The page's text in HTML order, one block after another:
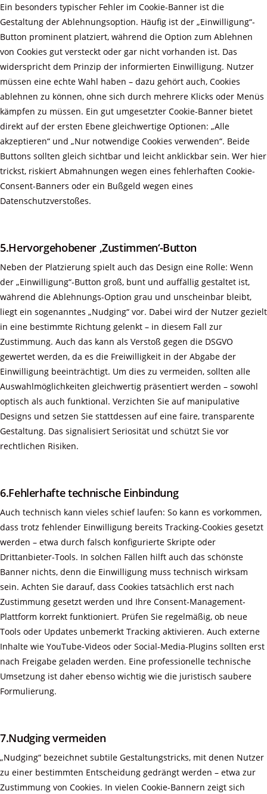
Ein besonders typischer Fehler im Cookie-Banner ist die
Gestaltung der Ablehnungsoption. Häufig ist der „Einwilligung“-
Button prominent platziert, während die Option zum Ablehnen
von Cookies gut versteckt oder gar nicht vorhanden ist. Das
widerspricht dem Prinzip der informierten Einwilligung. Nutzer
müssen eine echte Wahl haben – dazu gehört auch, Cookies
ablehnen zu können, ohne sich durch mehrere Klicks oder Menüs
kämpfen zu müssen. Ein gut umgesetzter Cookie-Banner bietet
direkt auf der ersten Ebene gleichwertige Optionen: „Alle
akzeptieren“ und „Nur notwendige Cookies verwenden“. Beide
Buttons sollten gleich sichtbar und leicht anklickbar sein. Wer hier
trickst, riskiert Abmahnungen wegen eines fehlerhaften Cookie-
Consent-Banners oder ein Bußgeld wegen eines
Datenschutzverstoßes.
5.Hervorgehobener ‚Zustimmen‘-Button
Neben der Platzierung spielt auch das Design eine Rolle: Wenn
der „Einwilligung“-Button groß, bunt und auffällig gestaltet ist,
während die Ablehnungs-Option grau und unscheinbar bleibt,
liegt ein sogenanntes „Nudging“ vor. Dabei wird der Nutzer gezielt
in eine bestimmte Richtung gelenkt – in diesem Fall zur
Zustimmung. Auch das kann als Verstoß gegen die DSGVO
gewertet werden, da es die Freiwilligkeit in der Abgabe der
Einwilligung beeinträchtigt. Um dies zu vermeiden, sollten alle
Auswahlmöglichkeiten gleichwertig präsentiert werden – sowohl
optisch als auch funktional. Verzichten Sie auf manipulative
Designs und setzen Sie stattdessen auf eine faire, transparente
Gestaltung. Das signalisiert Seriosität und schützt Sie vor
rechtlichen Risiken.
6.Fehlerhafte technische Einbindung
Auch technisch kann vieles schief laufen: So kann es vorkommen,
dass trotz fehlender Einwilligung bereits Tracking-Cookies gesetzt
werden – etwa durch falsch konfigurierte Skripte oder
Drittanbieter-Tools. In solchen Fällen hilft auch das schönste
Banner nichts, denn die Einwilligung muss technisch wirksam
sein. Achten Sie darauf, dass Cookies tatsächlich erst nach
Zustimmung gesetzt werden und Ihre Consent-Management-
Plattform korrekt funktioniert. Prüfen Sie regelmäßig, ob neue
Tools oder Updates unbemerkt Tracking aktivieren. Auch externe
Inhalte wie YouTube-Videos oder Social-Media-Plugins sollten erst
nach Freigabe geladen werden. Eine professionelle technische
Umsetzung ist daher ebenso wichtig wie die juristisch saubere
Formulierung.
7.Nudging vermeiden
„Nudging“ bezeichnet subtile Gestaltungstricks, mit denen Nutzer
zu einer bestimmten Entscheidung gedrängt werden – etwa zur
Zustimmung von Cookies. In vielen Cookie-Bannern zeigt sich